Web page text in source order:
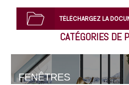
TÉLÉCHARGEZ LA
CATÉGORIES DE
FENÊTRES